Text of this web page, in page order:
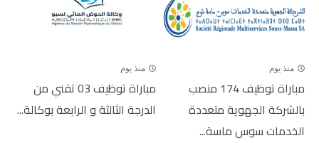
منذ يوم
مباراة توظيف 174 منصب
بالشركة الجهوية متعددة
الخدمات سوس ماسة...
منذ يوم
مباراة توظيف 03 تقني من
الدرجة الثالثة و الرابعة بوكالة...